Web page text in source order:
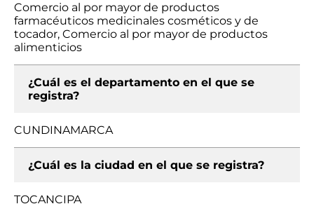
Comercio al por mayor de productos
farmacéuticos medicinales cosméticos y de
tocador, Comercio al por mayor de productos
alimenticios
¿Cuál es el departamento en el que se
registra?
CUNDINAMARCA
¿Cuál es la ciudad en el que se registra?
TOCANCIPA